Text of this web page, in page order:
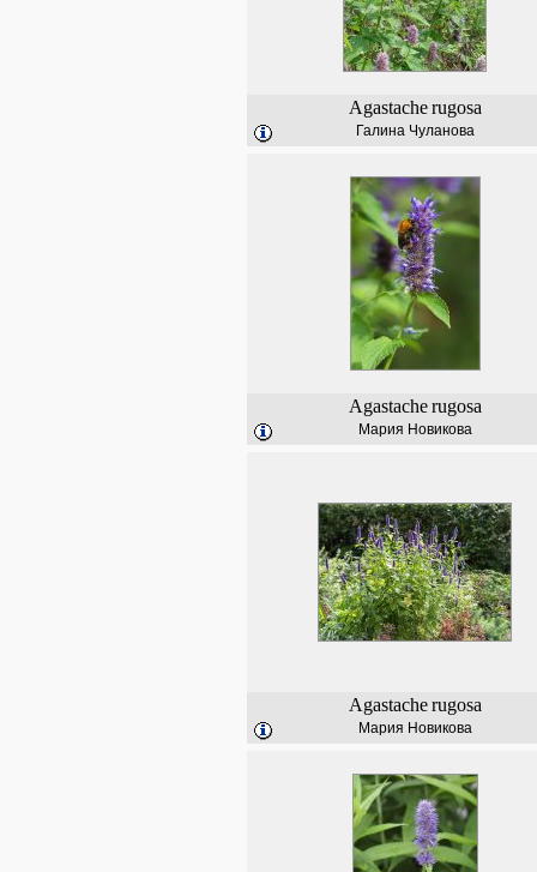
Agastache rugosa
Галина Чуланова
Agastache rugosa
Мария Новикова
Agastache rugosa
Мария Новикова